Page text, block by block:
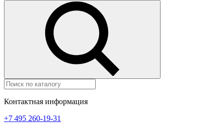
Контактная информация
+7 495 260-19-31